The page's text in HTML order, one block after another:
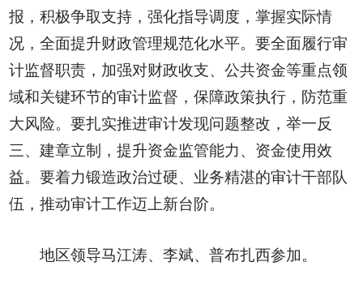
报，积极争取支持，强化指导调度，掌握实际情
况，全面提升财政管理规范化水平。要全面履行审
计监督职责，加强对财政收支、公共资金等重点领
域和关键环节的审计监督，保障政策执行，防范重
大风险。要扎实推进审计发现问题整改，举一反
三、建章立制，提升资金监管能力、资金使用效
益。要着力锻造政治过硬、业务精湛的审计干部队
伍，推动审计工作迈上新台阶。
地区领导马江涛、李斌、普布扎西参加。